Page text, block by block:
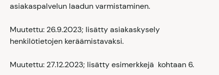
asiakaspalvelun laadun varmistaminen.
Muutettu: 26.9.2023; lisätty asiakaskysely
henkilötietojen keräämistavaksi.
Muutettu: 27.12.2023; lisätty esimerkkejä kohtaan 6.